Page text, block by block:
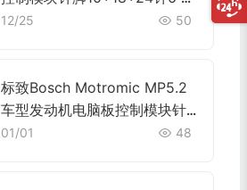
子图
12/25 50
标致Bosch Motromic MP5.2
车型发动机电脑板控制模块针
脚55针 端子图
01/01 48